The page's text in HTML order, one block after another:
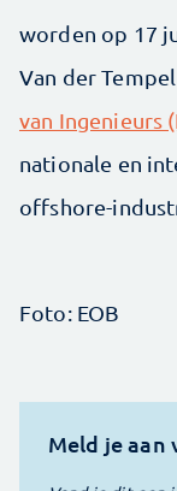
worden op 17
Van der Tempel
van Ingenieurs
nationale en
offshore-
Foto: EOB
Meld je aan